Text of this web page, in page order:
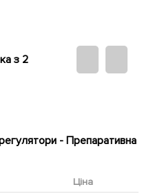
з 2
- Препаративна
Ціна